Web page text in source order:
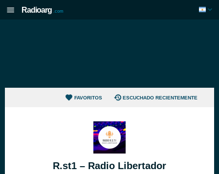
Radioarg .com
FAVORITOS ESCUCHADO RECIENTEMENTE
R.st1 – Radio Libertador